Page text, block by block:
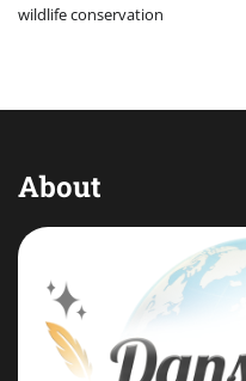
wildlife conservation
About